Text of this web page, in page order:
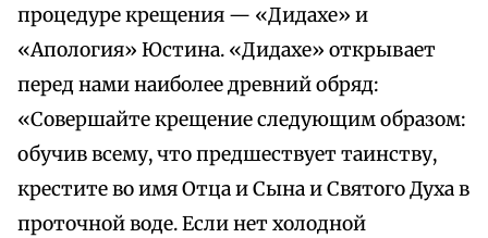
процедуре крещения — «Дидахе» и
«Апология» Юстина. «Дидахе» открывает
перед нами наиболее древний обряд:
«Совершайте крещение следующим образом:
обучив всему, что предшествует таинству,
крестите во имя Отца и Сына и Святого Духа в
проточной воде. Если нет холодной